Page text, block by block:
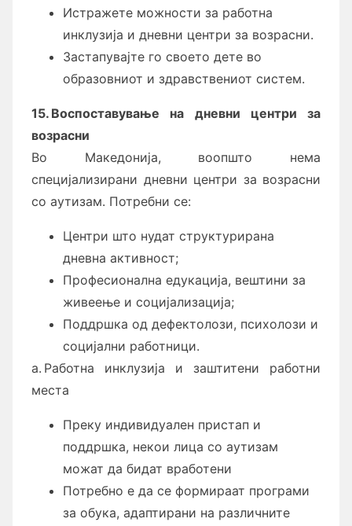
Истражете можности за работна
инклузија и дневни центри за возрасни.
Застапувајте го своето дете во
образовниот и здравствениот систем.
15. Воспоставување на дневни центри за
возрасни
Во Македонија, воопшто нема
специјализирани дневни центри за возрасни
со аутизам. Потребни се:
Центри што нудат структурирана
дневна активност;
Професионална едукација, вештини за
живеење и социјализација;
Поддршка од дефектолози, психолози и
социјални работници.
а. Работна инклузија и заштитени работни
места
Преку индивидуален пристап и
поддршка, некои лица со аутизам
можат да бидат вработени
Потребно е да се формираат програми
за обука, адаптирани на различните